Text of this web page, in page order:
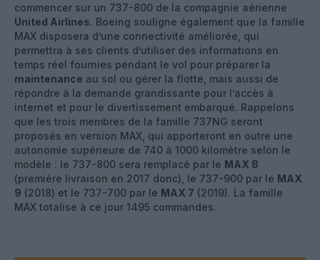
commencer sur un 737-800 de la compagnie aérienne
United Airlines. Boeing souligne également que la famille
MAX disposera d’une connectivité améliorée, qui
permettra à ses clients d’utiliser des informations en
temps réel fournies pendant le vol pour préparer la
maintenance au sol ou gérer la flotte, mais aussi de
répondre à la demande grandissante pour l’accès à
internet et pour le divertissement embarqué. Rappelons
que les trois membres de la famille 737NG seront
proposés en version MAX, qui apporteront en outre une
autonomie supérieure de 740 à 1000 kilomètre selon le
modèle : le 737-800 sera remplacé par le MAX 8
(première livraison en 2017 donc), le 737-900 par le MAX
9 (2018) et le 737-700 par le MAX 7 (2019). La famille
MAX totalise à ce jour 1495 commandes.